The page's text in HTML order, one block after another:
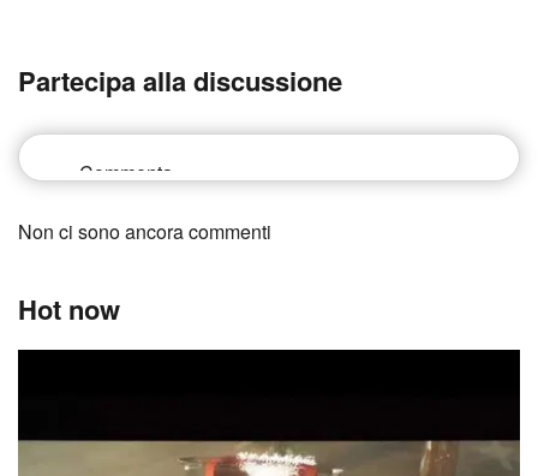
Partecipa alla discussione
Non ci sono ancora commenti
Hot now